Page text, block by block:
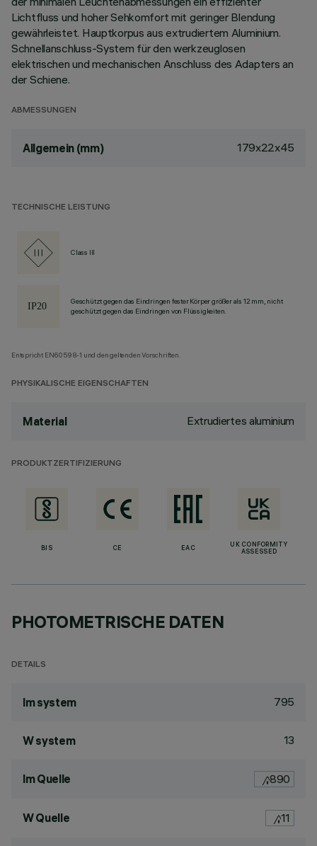
Lichtfluss und hoher Sehkomfort mit geringer Blendung
gewährleistet. Hauptkorpus aus extrudiertem Aluminium.
Schnellanschluss-System für den werkzeuglosen
elektrischen und mechanischen Anschluss des Adapters an
der Schiene.
ABMESSUNGEN
Allgemein (mm) 179x22x45
TECHNISCHE LEISTUNG
Class III
Geschützt gegen das Eindringen fester Körper größer als 12 mm, nicht
geschützt gegen das Eindringen von Flüssigkeiten.
Entspricht EN60598-1 und den geltenden Vorschriften.
PHYSIKALISCHE EIGENSCHAFTEN
Material Extrudiertes aluminium
PRODUKTZERTIFIZIERUNG
BIS CE EAC
UK CONFORMITY
ASSESSED
PHOTOMETRISCHE DATEN
DETAILS
lm system 795
W system 13
lm Quelle 890
W Quelle 11